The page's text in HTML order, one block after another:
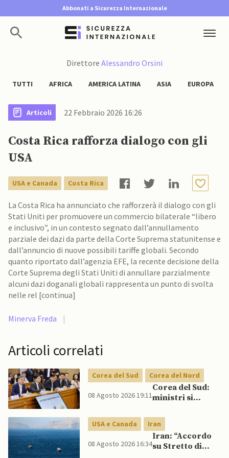
Abbonati a Sicurezza Internazionale
Direttore Alessandro Orsini
TUTTI AFRICA AMERICA LATINA ASIA EUROPA
Articoli 22 Febbraio 2026 16:26
Costa Rica rafforza dialogo con gli
USA
USA e Canada Costa Rica
La Costa Rica ha annunciato che rafforzerà il dialogo con gli
Stati Uniti per promuovere un commercio bilaterale “libero
e inclusivo”, in un contesto segnato dall’annullamento
parziale dei dazi da parte della Corte Suprema statunitense e
dall’annuncio di nuove possibili tariffe globali. Secondo
quanto riportato dall’agenzia EFE, la recente decisione della
Corte Suprema degli Stati Uniti di annullare parzialmente
alcuni dazi doganali globali rappresenta un punto di svolta
nelle rel [continua]
Minerva Freda |
Articoli correlati
Corea del Sud Corea del Nord
08 Agosto 2026 19:11
Corea del Sud:
ministri si
pubblicamente
su politica con il
Nord, mentre
Lee spinge per
USA e Canada Iran
08 Agosto 2026 16:34
Iran: “Accordo
su Stretto di